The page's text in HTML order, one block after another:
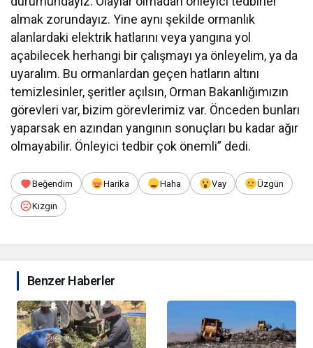
almak zorundayız. Yine aynı şekilde ormanlık
alanlardaki elektrik hatlarını veya yangına yol
açabilecek herhangi bir çalışmayı ya önleyelim, ya da
uyaralım. Bu ormanlardan geçen hatların altını
temizlesinler, şeritler açılsın, Orman Bakanlığımızın
görevleri var, bizim görevlerimiz var. Önceden bunları
yaparsak en azından yangının sonuçları bu kadar ağır
olmayabilir. Önleyici tedbir çok önemli” dedi.
Beğendim Harika Haha Vay Üzgün
Kızgın
Benzer Haberler